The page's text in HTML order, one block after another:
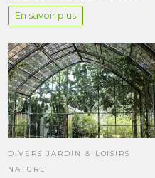
En savoir plus
DIVERS JARDIN & LOISIRS
NATURE